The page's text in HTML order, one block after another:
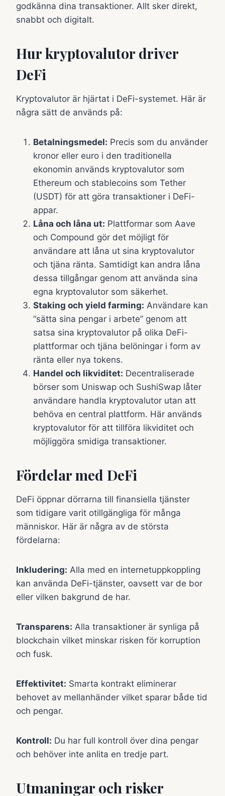
godkänna dina transaktioner. Allt sker direkt,
snabbt och digitalt.
Hur kryptovalutor driver
DeFi
Kryptovalutor är hjärtat i DeFi-systemet. Här är
några sätt de används på:
Betalningsmedel: Precis som du använder
kronor eller euro i den traditionella
ekonomin används kryptovalutor som
Ethereum och stablecoins som Tether
(USDT) för att göra transaktioner i DeFi-
appar.
Låna och låna ut: Plattformar som Aave
och Compound gör det möjligt för
användare att låna ut sina kryptovalutor
och tjäna ränta. Samtidigt kan andra låna
dessa tillgångar genom att använda sina
egna kryptovalutor som säkerhet.
Staking och yield farming: Användare kan
“sätta sina pengar i arbete” genom att
satsa sina kryptovalutor på olika DeFi-
plattformar och tjäna belöningar i form av
ränta eller nya tokens.
Handel och likviditet: Decentraliserade
börser som Uniswap och SushiSwap låter
användare handla kryptovalutor utan att
behöva en central plattform. Här används
kryptovalutor för att tillföra likviditet och
möjliggöra smidiga transaktioner.
Fördelar med DeFi
DeFi öppnar dörrarna till finansiella tjänster
som tidigare varit otillgängliga för många
människor. Här är några av de största
fördelarna:
Inkludering: Alla med en internetuppkoppling
kan använda DeFi-tjänster, oavsett var de bor
eller vilken bakgrund de har.
Transparens: Alla transaktioner är synliga på
blockchain vilket minskar risken för korruption
och fusk.
Effektivitet: Smarta kontrakt eliminerar
behovet av mellanhänder vilket sparar både tid
och pengar.
Kontroll: Du har full kontroll över dina pengar
och behöver inte anlita en tredje part.
Utmaningar och risker